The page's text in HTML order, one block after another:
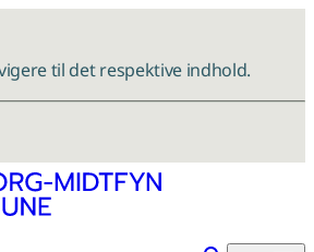
til det respektive indhold.